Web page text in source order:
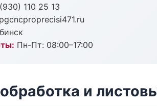
110 25 13
Пн-Пт: 08:00–17:00
и